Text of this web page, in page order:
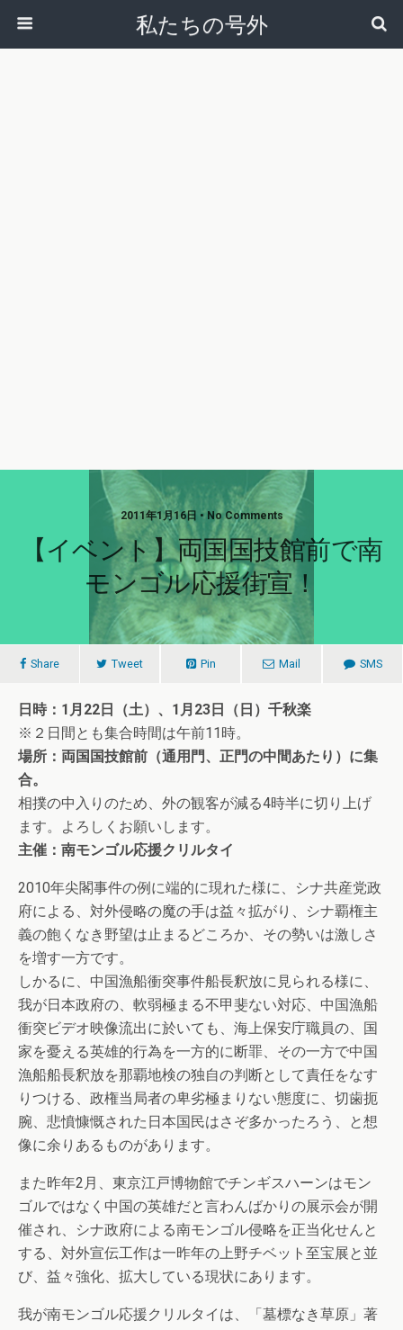
私たちの号外
2011年1月16日 • No Comments
【イベント】両国国技館前で南
モンゴル応援街宣！
Share Tweet Pin Mail SMS
日時：1月22日（土）、1月23日（日）千秋楽
※２日間とも集合時間は午前11時。
場所：両国国技館前（通用門、正門の中間あたり）に集
合。
相撲の中入りのため、外の観客が減る4時半に切り上げ
ます。よろしくお願いします。
主催：南モンゴル応援クリルタイ
2010年尖閣事件の例に端的に現れた様に、シナ共産党政
府による、対外侵略の魔の手は益々拡がり、シナ覇権主
義の飽くなき野望は止まるどころか、その勢いは激しさ
を増す一方です。
しかるに、中国漁船衝突事件船長釈放に見られる様に、
我が日本政府の、軟弱極まる不甲斐ない対応、中国漁船
衝突ビデオ映像流出に於いても、海上保安庁職員の、国
家を憂える英雄的行為を一方的に断罪、その一方で中国
漁船船長釈放を那覇地検の独自の判断として責任をなす
りつける、政権当局者の卑劣極まりない態度に、切歯扼
腕、悲憤慷慨された日本国民はさぞ多かったろう、と想
像に余りあるものがあります。
また昨年2月、東京江戸博物館でチンギスハーンはモン
ゴルではなく中国の英雄だと言わんばかりの展示会が開
催され、シナ政府による南モンゴル侵略を正当化せんと
する、対外宣伝工作は一昨年の上野チベット至宝展と並
び、益々強化、拡大している現状にあります。
我が南モンゴル応援クリルタイは、「墓標なき草原」著